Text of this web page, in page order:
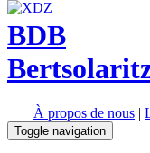
BDB
À propos de nous |
Toggle navigation